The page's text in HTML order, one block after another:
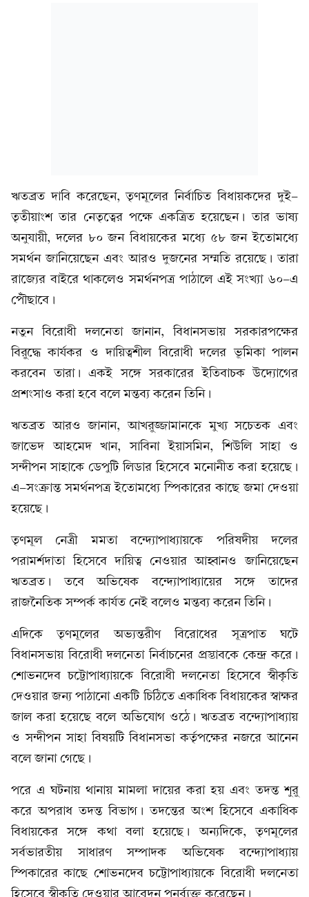
ঋতব্রত দাবি করেছেন, তৃণমূলের নির্বাচিত বিধায়কদের দুই-
তৃতীয়াংশ তার নেতৃত্বের পক্ষে একত্রিত হয়েছেন। তার ভাষ্য
অনুযায়ী, দলের ৮০ জন বিধায়কের মধ্যে ৫৮ জন ইতোমধ্যে
সমর্থন জানিয়েছেন এবং আরও দুজনের সম্মতি রয়েছে। তারা
রাজ্যের বাইরে থাকলেও সমর্থনপত্র পাঠালে এই সংখ্যা ৬০-এ
পৌঁছাবে।
নতুন বিরোধী দলনেতা জানান, বিধানসভায় সরকারপক্ষের
বিরুদ্ধে কার্যকর ও দায়িত্বশীল বিরোধী দলের ভূমিকা পালন
করবেন তারা। একই সঙ্গে সরকারের ইতিবাচক উদ্যোগের
প্রশংসাও করা হবে বলে মন্তব্য করেন তিনি।
ঋতব্রত আরও জানান, আখরুজ্জামানকে মুখ্য সচেতক এবং
জাভেদ আহমেদ খান, সাবিনা ইয়াসমিন, শিউলি সাহা ও
সন্দীপন সাহাকে ডেপুটি লিডার হিসেবে মনোনীত করা হয়েছে।
এ-সংক্রান্ত সমর্থনপত্র ইতোমধ্যে স্পিকারের কাছে জমা দেওয়া
হয়েছে।
তৃণমূল নেত্রী মমতা বন্দ্যোপাধ্যায়কে পরিষদীয় দলের
পরামর্শদাতা হিসেবে দায়িত্ব নেওয়ার আহ্বানও জানিয়েছেন
ঋতব্রত। তবে অভিষেক বন্দ্যোপাধ্যায়ের সঙ্গে তাদের
রাজনৈতিক সম্পর্ক কার্যত নেই বলেও মন্তব্য করেন তিনি।
এদিকে তৃণমূলের অভ্যন্তরীণ বিরোধের সূত্রপাত ঘটে
বিধানসভায় বিরোধী দলনেতা নির্বাচনের প্রস্তাবকে কেন্দ্র করে।
শোভনদেব চট্টোপাধ্যায়কে বিরোধী দলনেতা হিসেবে স্বীকৃতি
দেওয়ার জন্য পাঠানো একটি চিঠিতে একাধিক বিধায়কের স্বাক্ষর
জাল করা হয়েছে বলে অভিযোগ ওঠে। ঋতব্রত বন্দ্যোপাধ্যায়
ও সন্দীপন সাহা বিষয়টি বিধানসভা কর্তৃপক্ষের নজরে আনেন
বলে জানা গেছে।
পরে এ ঘটনায় থানায় মামলা দায়ের করা হয় এবং তদন্ত শুরু
করে অপরাধ তদন্ত বিভাগ। তদন্তের অংশ হিসেবে একাধিক
বিধায়কের সঙ্গে কথা বলা হয়েছে। অন্যদিকে, তৃণমূলের
সর্বভারতীয় সাধারণ সম্পাদক অভিষেক বন্দ্যোপাধ্যায়
স্পিকারের কাছে শোভনদেব চট্টোপাধ্যায়কে বিরোধী দলনেতা
হিসেবে স্বীকৃতি দেওয়ার আবেদন পুনর্ব্যক্ত করেছেন।